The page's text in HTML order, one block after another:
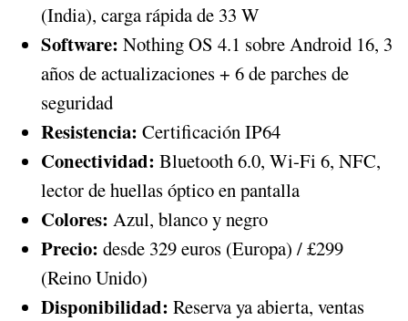
(India), carga rápida de 33 W
Software: Nothing OS 4.1 sobre Android 16, 3
años de actualizaciones + 6 de parches de
seguridad
Resistencia: Certificación IP64
Conectividad: Bluetooth 6.0, Wi-Fi 6, NFC,
lector de huellas óptico en pantalla
Colores: Azul, blanco y negro
Precio: desde 329 euros (Europa) / £299
(Reino Unido)
Disponibilidad: Reserva ya abierta, ventas